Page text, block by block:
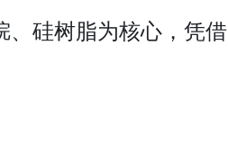
硅树脂为核心，凭